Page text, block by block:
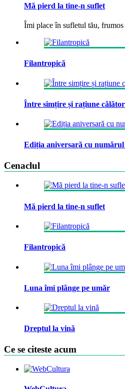
Mă pierd la tine-n suflet
Îmi place în sufletul tău,
Filantropică
Între simțire și rațiune
Ediția aniversară cu numărul
Cenaclul
Mă pierd la tine-n suflet
Filantropică
Luna îmi plânge pe umăr
Dreptul la vină
Ce se citeste acum